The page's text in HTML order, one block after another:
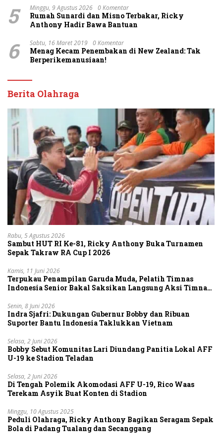
5 Minggu, 9 Agustus 2026 0 Komentar
Rumah Sunardi dan Misno Terbakar, Ricky
Anthony Hadir Bawa Bantuan
6 Sabtu, 16 Maret 2019 0 Komentar
Menag Kecam Penembakan di New Zealand: Tak
Berperikemanusiaan!
Berita Olahraga
Rabu, 5 Agustus 2026
Sambut HUT RI Ke-81, Ricky Anthony Buka Turnamen
Sepak Takraw RA Cup I 2026
Kamis, 11 Juni 2026
Terpukau Penampilan Garuda Muda, Pelatih Timnas
Indonesia Senior Bakal Saksikan Langsung Aksi Timnas
Senin, 8 Juni 2026
Indra Sjafri: Dukungan Gubernur Bobby dan Ribuan
Suporter Bantu Indonesia Taklukkan Vietnam
Selasa, 2 Juni 2026
Bobby Sebut Komunitas Lari Diundang Panitia Lokal AFF
U-19 ke Stadion Teladan
Selasa, 2 Juni 2026
Di Tengah Polemik Akomodasi AFF U-19, Rico Waas
Terekam Asyik Buat Konten di Stadion
Minggu, 10 Agustus 2025
Peduli Olahraga, Ricky Anthony Bagikan Seragam Sepak
Bola di Padang Tualang dan Secanggang